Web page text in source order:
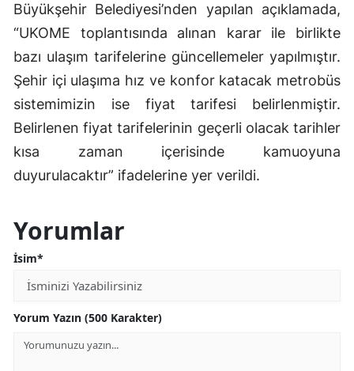
Büyükşehir Belediyesi’nden yapılan açıklamada,
“UKOME toplantısında alınan karar ile birlikte
bazı ulaşım tarifelerine güncellemeler yapılmıştır.
Şehir içi ulaşıma hız ve konfor katacak metrobüs
sistemimizin ise fiyat tarifesi belirlenmiştir.
Belirlenen fiyat tarifelerinin geçerli olacak tarihler
kısa zaman içerisinde kamuoyuna
duyurulacaktır” ifadelerine yer verildi.
Yorumlar
İsim*
Yorum Yazın (500 Karakter)